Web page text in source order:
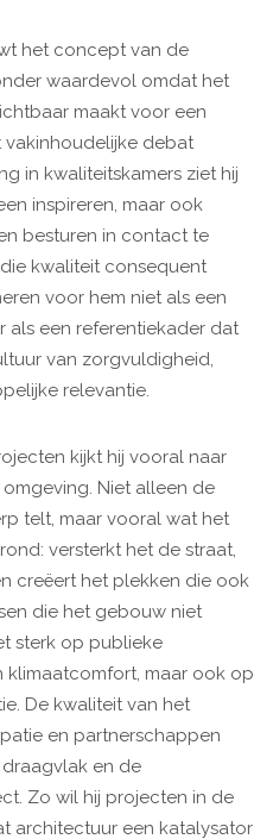
het concept van de
waardevol omdat het
maakt voor een
debat
in kwaliteitskamers ziet hij
inspireren, maar ook
besturen in contact te
kwaliteit consequent
voor hem niet als een
als een referentiekader dat
van zorgvuldigheid,
relevantie.
kijkt hij vooral naar
Niet alleen de
telt, maar vooral wat het
versterkt het de straat,
creëert het plekken die ook
die het gebouw niet
sterk op publieke
klimaatcomfort, maar ook op
De kwaliteit van het
en partnerschappen
en de
Zo wil hij projecten in de
architectuur een katalysator